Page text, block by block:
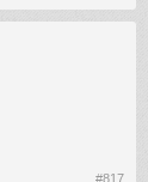
#817